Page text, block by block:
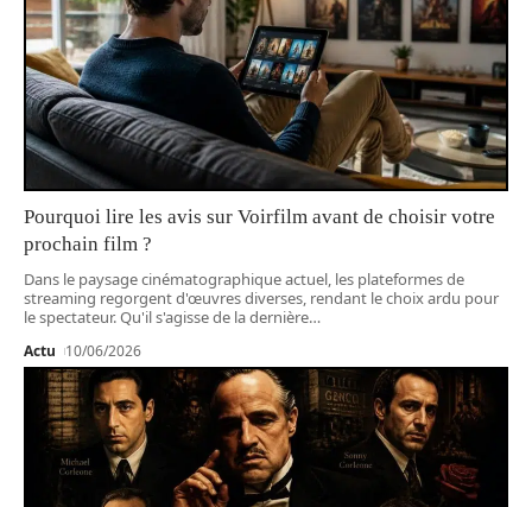
Pourquoi lire les avis sur Voirfilm avant de choisir votre
prochain film ?
Dans le paysage cinématographique actuel, les plateformes de
streaming regorgent d'œuvres diverses, rendant le choix ardu pour
le spectateur. Qu'il s'agisse de la dernière…
Actu 10/06/2026